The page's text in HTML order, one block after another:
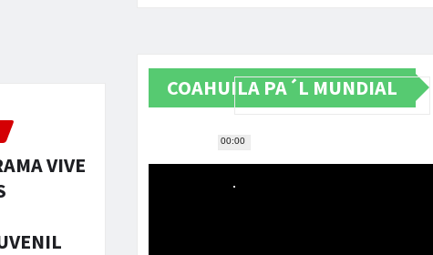
VIVE
00:00
COAHUILA PA´L MUNDIAL
Reproductor